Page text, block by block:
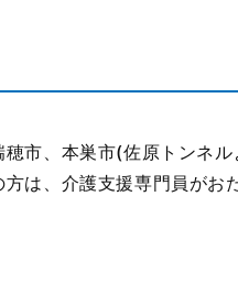
市、本巣市(佐原トンネ
は、介護支援専門員がお